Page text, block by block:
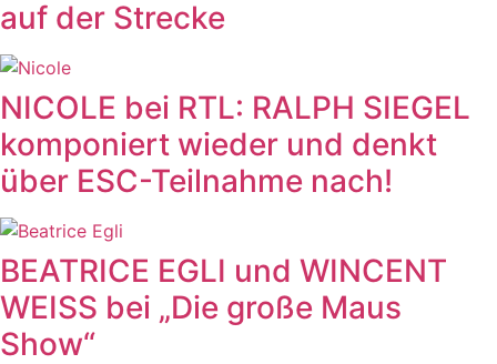
auf der Strecke
NICOLE bei RTL: RALPH SIEGEL
komponiert wieder und denkt
über ESC-Teilnahme nach!
BEATRICE EGLI und WINCENT
WEISS bei „Die große Maus
Show“